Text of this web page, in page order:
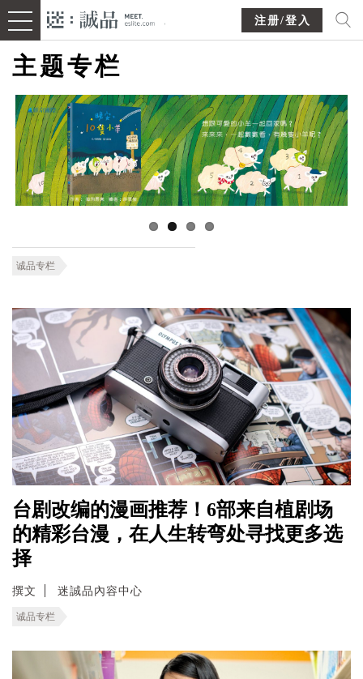
注册/登入
主题专栏
诚品专栏
台剧改编的漫画推荐！6部来自植剧场
的精彩台漫，在人生转弯处寻找更多选
择
撰文 迷誠品內容中心
诚品专栏